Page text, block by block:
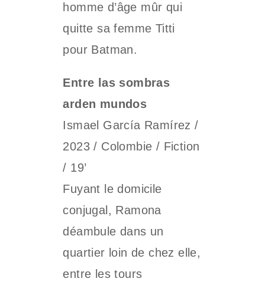
homme d’âge mûr qui
quitte sa femme Titti
pour Batman.
Entre las sombras
arden mundos
Ismael García Ramírez /
2023 / Colombie / Fiction
/ 19’
Fuyant le domicile
conjugal, Ramona
déambule dans un
quartier loin de chez elle,
entre les tours